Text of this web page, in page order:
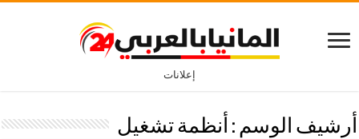
إعلانات
أرشيف الوسم : أنظمة تشغيل